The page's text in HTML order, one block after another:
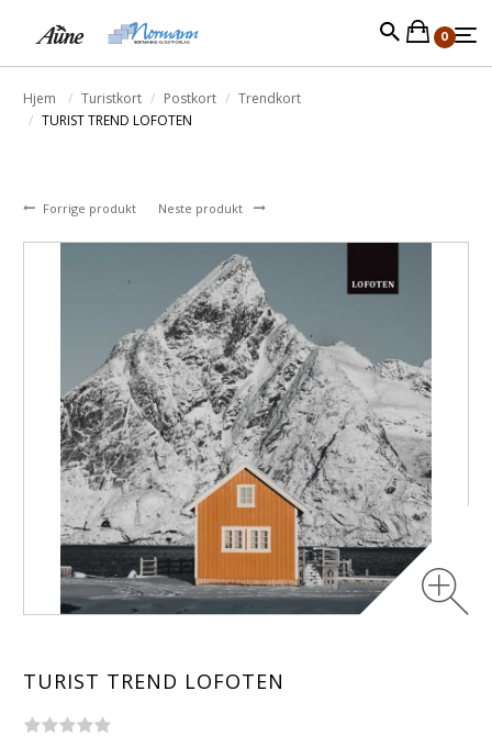
0
Hjem Turistkort Postkort
Trendkort
TURIST TREND LOFOTEN
Forrige produkt Neste produkt
TURIST TREND LOFOTEN